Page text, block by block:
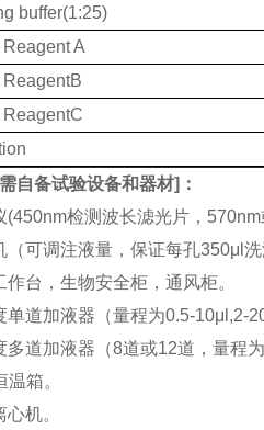
buffer(1:25)
A
自备试验设备和器材]：
(450nm检测波长滤光片，570nm
（可调注液量，保证每孔350μl洗
作台，生物安全柜，通风柜。
单道加液器（量程为0.5-10μl,2-
多道加液器（8道或12道，量程
箱。
机。